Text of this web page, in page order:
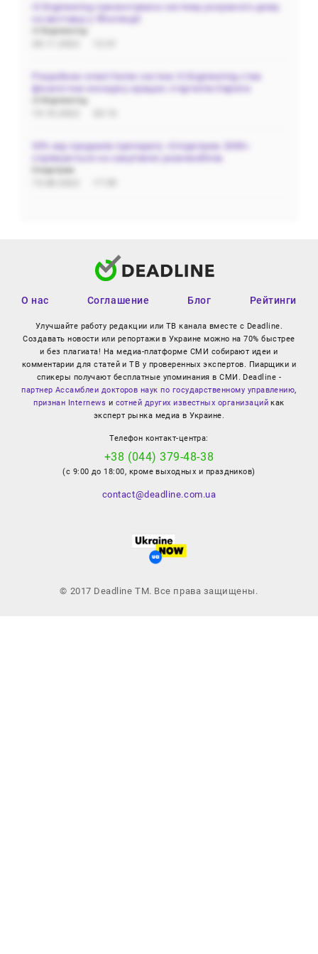
i3 Engineering презентувала систему розумного дому
на виставці у Фінляндії
Розробник smart home систем i3 Engineering став
фіналістом конкурсу кращих стартапів Європи
50% від продажів препарату «Олідетрим 2000»
спрямуються на закупівлю реанімобілів.
Олідетрим
О нас Соглашение Блог Рейтинги
Улучшайте работу редакции или ТВ канала вместе с Deadline.
Создавать новости или репортажи в Украине можно на 70% быстрее
и без плагиата! На медиа-платформе СМИ собирают идеи и
комментарии для статей и ТВ у проверенных экспертов. Пиарщики и
спикеры получают бесплатные упоминания в СМИ. Deadline -
партнер Ассамблеи докторов наук по государственному управлению,
признан Internews и сотней других известных организацийкак
эксперт рынка медиа в Украине.
Телефон контакт-центра:
+38 (044) 379-48-38
(с 9:00 до 18:00, кроме выходных и праздников)
contact@deadline.com.ua
© 2017 Deadline TM. Все права защищены.